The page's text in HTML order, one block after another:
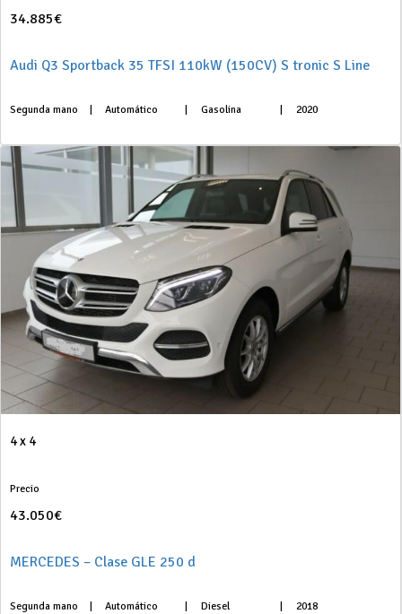
34.885€
Audi Q3 Sportback 35 TFSI 110kW (150CV) S tronic S Line
Segunda mano Automático Gasolina 2020
4 x 4
Precio
43.050€
MERCEDES – Clase GLE 250 d
Segunda mano Automático Diesel 2018